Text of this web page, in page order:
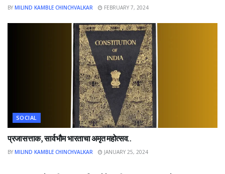
BY MILIND KAMBLE CHINCHVALKAR FEBRUARY 7, 2024
SOCIAL
प्रजासत्ताक, सार्वभौम भारताचा अमृत महोत्सव..
BY MILIND KAMBLE CHINCHVALKAR JANUARY 25, 2024